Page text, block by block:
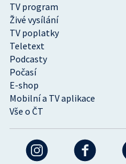
TV program
Živé vysílání
TV poplatky
Teletext
Podcasty
Počasí
E-shop
Mobilní a TV aplikace
Vše o ČT